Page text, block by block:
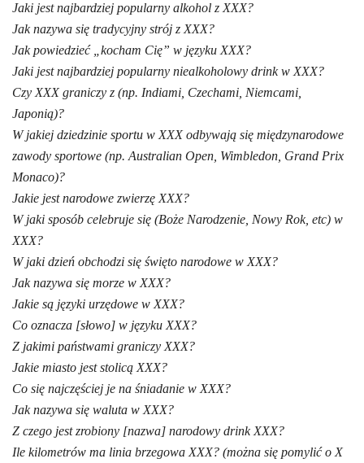
Jaki jest najbardziej popularny alkohol z XXX?
Jak nazywa się tradycyjny strój z XXX?
Jak powiedzieć „kocham Cię” w języku XXX?
Jaki jest najbardziej popularny niealkoholowy drink w XXX?
Czy XXX graniczy z (np. Indiami, Czechami, Niemcami,
Japonią)?
W jakiej dziedzinie sportu w XXX odbywają się międzynarodowe
zawody sportowe (np. Australian Open, Wimbledon, Grand Prix
Monaco)?
Jakie jest narodowe zwierzę XXX?
W jaki sposób celebruje się (Boże Narodzenie, Nowy Rok, etc) w
XXX?
W jaki dzień obchodzi się święto narodowe w XXX?
Jak nazywa się morze w XXX?
Jakie są języki urzędowe w XXX?
Co oznacza [słowo] w języku XXX?
Z jakimi państwami graniczy XXX?
Jakie miasto jest stolicą XXX?
Co się najczęściej je na śniadanie w XXX?
Jak nazywa się waluta w XXX?
Z czego jest zrobiony [nazwa] narodowy drink XXX?
Ile kilometrów ma linia brzegowa XXX? (można się pomylić o X